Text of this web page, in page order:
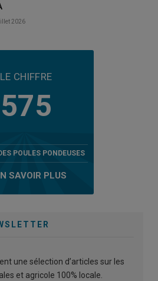
2026
LE CHIFFRE
575
POULES PONDEUSES
SAVOIR PLUS
une sélection d’articles sur les
et agricole 100% locale.